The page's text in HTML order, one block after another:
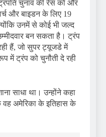
चुनाव की रेस को और
और बाइडन के लिए 19
उनमें से कोई भी जल्द
बन सकता है। ट्रंप
हैं, जो सुपर ट्यूजडे में
में ट्रंप को चुनौती दे रही
साधा था। उन्होंने कहा
वह अमेरिका के इतिहास के